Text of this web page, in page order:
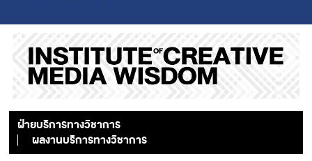
ฝ่ายบริการทางวิชาการ
ผลงานบริการทางวิชาการ